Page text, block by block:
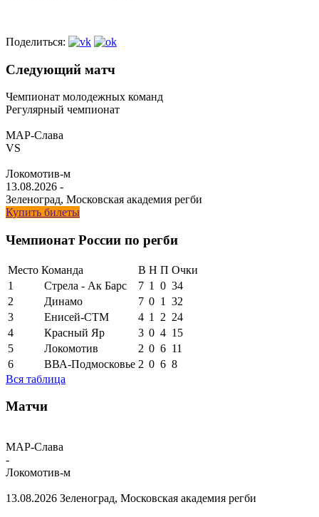
Поделиться:
Следующий матч
Чемпионат молодежных команд
Регулярный чемпионат
МАР-Слава
VS
Локомотив-м
13.08.2026 -
Зеленоград, Московская академия регби
Купить билеты
Чемпионат России по регби
Место Команда В Н П Очки
1
Стрела - Ак Барс 7 1 0 34
2
Динамо 7 0 1
32
3
Енисей-СТМ 4 1 2 24
4
Красный Яр 3 0 4 15
5
Локомотив 2 0 6 11
6
ВВА-Подмосковье 2 0 6 8
Вся таблица
Матчи
МАР-Слава
-
Локомотив-м
13.08.2026 Зеленоград, Московская академия регби